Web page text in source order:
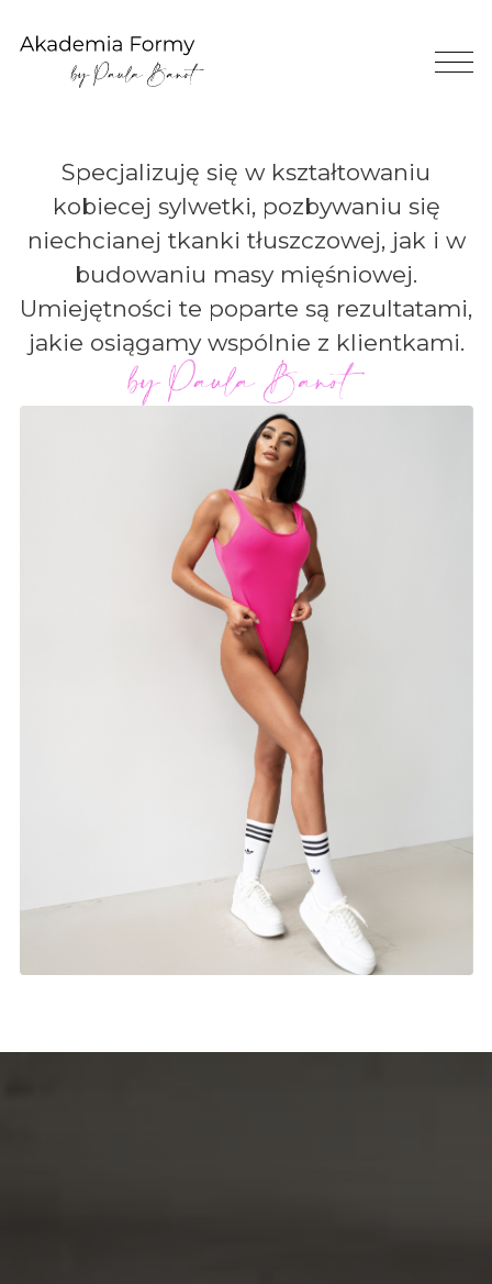
Specjalizuję się w kształtowaniu
kobiecej sylwetki, pozbywaniu się
niechcianej tkanki tłuszczowej, jak i w
budowaniu masy mięśniowej.
Umiejętności te poparte są rezultatami,
jakie osiągamy wspólnie z klientkami.